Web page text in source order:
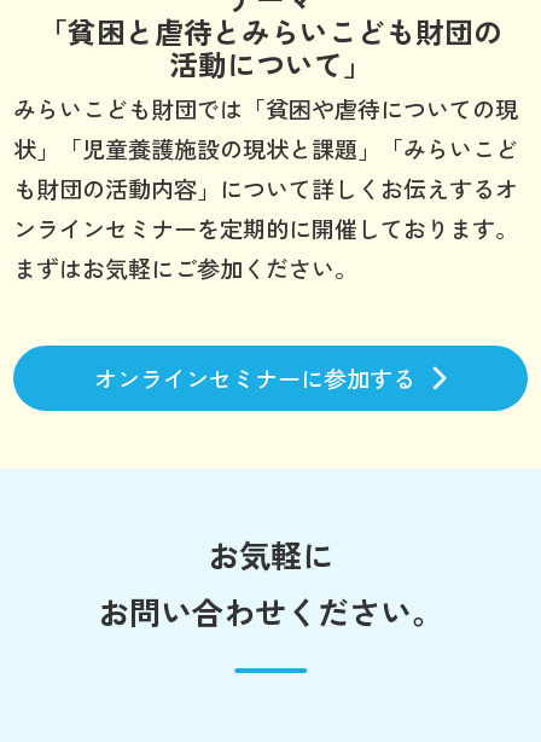
「貧困と虐待とみらいこども財団の
活動について」
みらいこども財団では「貧困や虐待についての現
状」「児童養護施設の現状と課題」「みらいこど
も財団の活動内容」について詳しくお伝えするオ
ンラインセミナーを定期的に開催しております。
まずはお気軽にご参加ください。
オンラインセミナーに参加する
お気軽に
お問い合わせください。